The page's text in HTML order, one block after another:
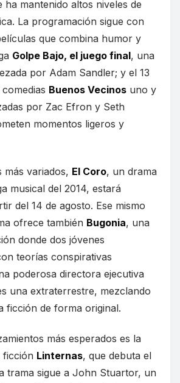
ha mantenido altos niveles de
La programación sigue con
que combina humor y
Golpe Bajo, el juego final, una
por Adam Sandler; y el 13
Buenos Vecinos uno y
por Zac Efron y Seth
momentos ligeros y
más variados, El Coro, un drama
musical del 2014, estará
del 14 de agosto. Ese mismo
ofrece también Bugonia, una
donde dos jóvenes
teorías conspirativas
poderosa directora ejecutiva
una extraterrestre, mezclando
ficción de forma original.
más esperados es la
ficción Linternas, que debuta el
trama sigue a John Stuartor, un